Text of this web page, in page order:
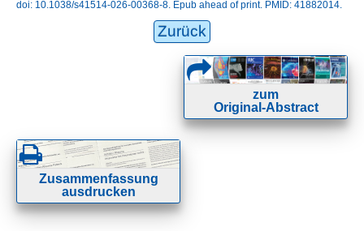
doi: 10.1038/s41514-026-00368-8. Epub ahead of print. PMID: 41882014.
Zurück
zum
Original-Abstract
Zusammenfassung
ausdrucken